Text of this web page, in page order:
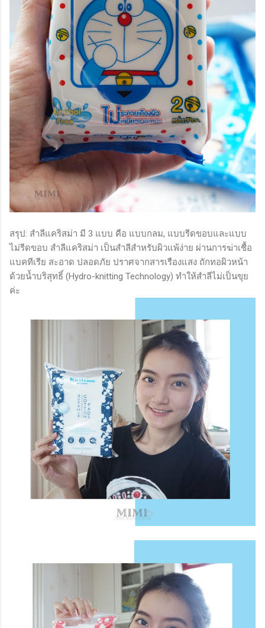
สรุป: สำลีแคริสม่า มี 3 แบบ คือ แบบกลม, แบบรีดขอบและแบบ
ไม่รีดขอบ สำลีแคริสม่า เป็นสำลีสำหรับผิวแพ้ง่าย ผ่านการฆ่าเชื้อ
แบคทีเรีย สะอาด ปลอดภัย ปราศจากสารเรืองแสง ถักทอผิวหน้า
ด้วยน้ำบริสุทธิ์ (Hydro-knitting Technology) ทำให้สำลีไม่เป็นขุย
ค่ะ